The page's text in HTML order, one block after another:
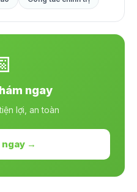
ngay
lợi, an toàn
→